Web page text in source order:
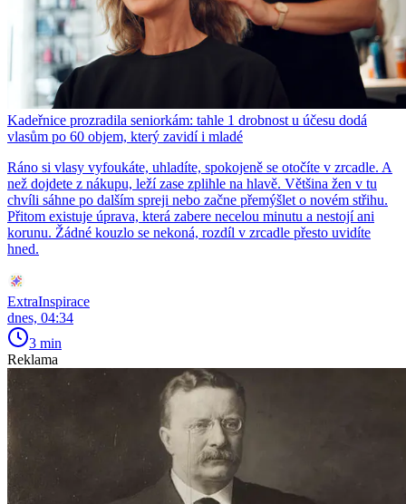
Kadeřnice prozradila seniorkám: tahle 1 drobnost u účesu dodá
vlasům po 60 objem, který zavidí i mladé
Ráno si vlasy vyfoukáte, uhladíte, spokojeně se otočíte v zrcadle. A
než dojdete z nákupu, leží zase zplihle na hlavě. Většina žen v tu
chvíli sáhne po dalším spreji nebo začne přemýšlet o novém střihu.
Přitom existuje úprava, která zabere necelou minutu a nestojí ani
korunu. Žádné kouzlo se nekoná, rozdíl v zrcadle přesto uvidíte
hned.
ExtraInspirace
dnes, 04:34
3 min
Reklama